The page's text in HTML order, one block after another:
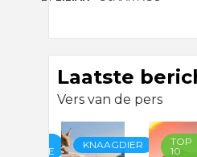
Laatste
Vers van de pers
CATEGORIE
KNAAGDIER
TOP
10